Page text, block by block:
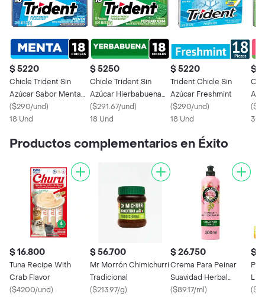
$ 5220
Chicle Trident Sin
Azúcar Sabor Menta
18 Und
($290/und)
18 Und
$ 5250
Chicle Trident Sin
Azúcar Hierbabuena
18 Und
($291.67/und)
18 Und
$ 5220
Trident Chicle Sin
Azúcar Freshmint
($290/und)
18 Und
$
Und
(
Productos complementarios en Éxito
$ 16.800
Tuna Recipe With
Crab Flavor
($4200/und)
$ 56.700
Mr Morrón Chimichurri
Tradicional
($213.97/g)
$ 26.750
Crema Para Peinar
Suavidad Herbal
Essences 300 mL
($89.17/ml)
$
(